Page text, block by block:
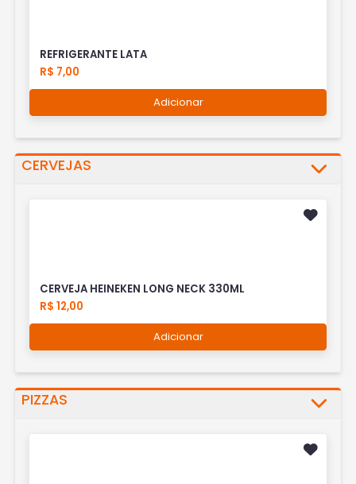
REFRIGERANTE LATA
R$ 7,00
Adicionar
CERVEJAS
CERVEJA HEINEKEN LONG NECK 330ML
R$ 12,00
Adicionar
PIZZAS